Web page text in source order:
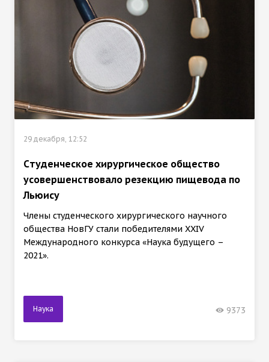
29 декабря, 12:52
Cтуденческое хирургическое общество
усовершенствовало резекцию пищевода по
Льюису
Члены студенческого хирургического научного
общества НовГУ стали победителями XXIV
Международного конкурса «Наука будущего –
2021».
Наука 9373